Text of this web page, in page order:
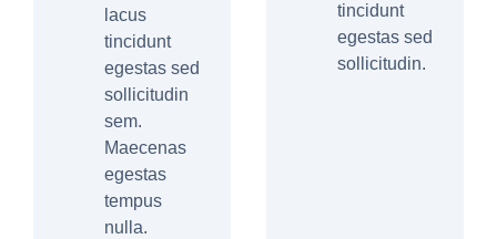
lacus
tincidunt
egestas sed
sollicitudin
sem.
Maecenas
egestas
tempus
nulla.
tincidunt
egestas sed
sollicitudin.